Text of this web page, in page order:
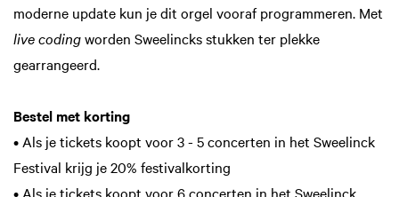
moderne update kun je dit orgel vooraf programmeren. Met
live codingworden Sweelincks stukken ter plekke
gearrangeerd.
Bestel met korting
• Als je tickets koopt voor 3 - 5 concerten in het Sweelinck
Festival krijg je 20% festivalkorting
• Als je tickets koopt voor 6 concerten in het Sweelinck